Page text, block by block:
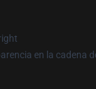
en la cadena